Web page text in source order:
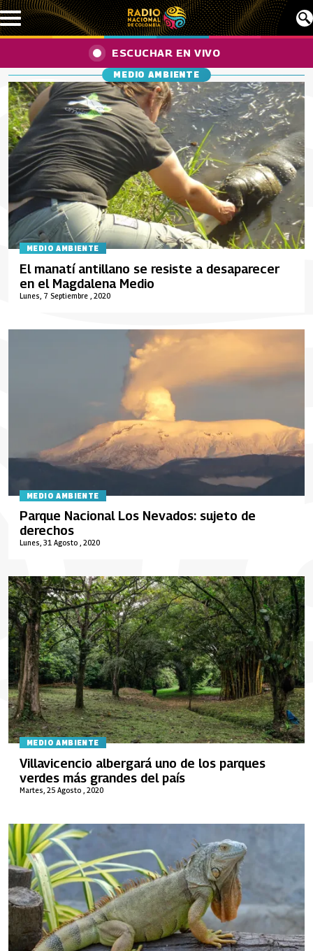
Pasar al contenido principal
ESCUCHAR EN VIVO
MEDIO AMBIENTE
MEDIO AMBIENTE
Lunes, 7 Septiembre , 2020
El manatí antillano se resiste a desaparecer
en el Magdalena Medio
MEDIO AMBIENTE
Lunes, 31 Agosto , 2020
Parque Nacional Los Nevados: sujeto de
derechos
MEDIO AMBIENTE
Martes, 25 Agosto , 2020
Villavicencio albergará uno de los parques
verdes más grandes del país